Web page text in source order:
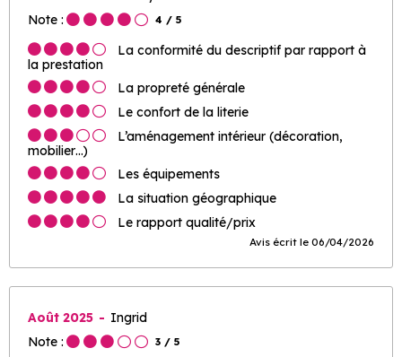
Note :
4 / 5
La conformité du descriptif par rapport à
la prestation
La propreté générale
Le confort de la literie
L’aménagement intérieur (décoration,
mobilier…)
Les équipements
La situation géographique
Le rapport qualité/prix
Avis écrit le 06/04/2026
Août 2025
Ingrid
Note :
3 / 5